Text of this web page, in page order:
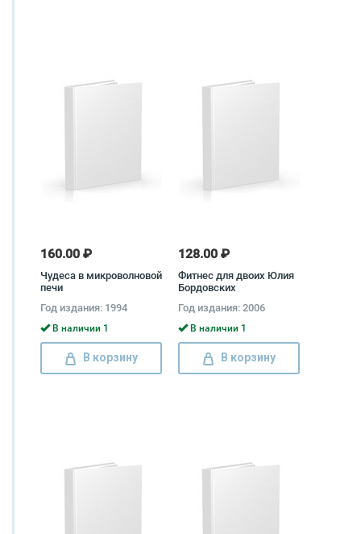
160.00 ₽
Чудеса в микроволновой
печи
Год издания: 1994
В наличии 1
В корзину
128.00 ₽
Фитнес для двоих Юлия
Бордовских
Год издания: 2006
В наличии 1
В корзину